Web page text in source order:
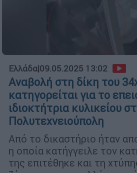
Ελλάδα|09.05.2025 13:02
Αναβολή στη δίκη του
κατηγορείται για το
ιδιοκτήτρια κυλικείου
Πολυτεχνειούπολη
Από το δικαστήριο ήταν
η οποία κατήγγειλε τον
της επιτέθηκε και τη